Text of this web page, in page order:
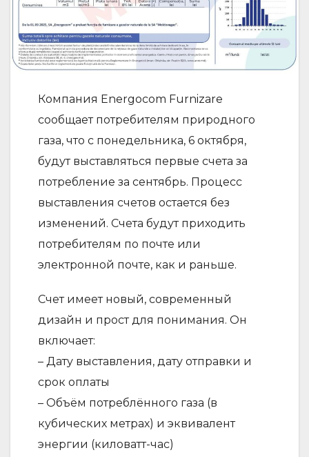
Компания Energocom Furnizare
сообщает потребителям природного
газа, что с понедельника, 6 октября,
будут выставляться первые счета за
потребление за сентябрь. Процесс
выставления счетов остается без
изменений. Счета будут приходить
потребителям по почте или
электронной почте, как и раньше.
Счет имеет новый, современный
дизайн и прост для понимания. Он
включает:
– Дату выставления, дату отправки и
срок оплаты
– Объём потреблённого газа (в
кубических метрах) и эквивалент
энергии (киловатт-час)